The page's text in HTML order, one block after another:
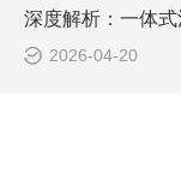
2026-04-20